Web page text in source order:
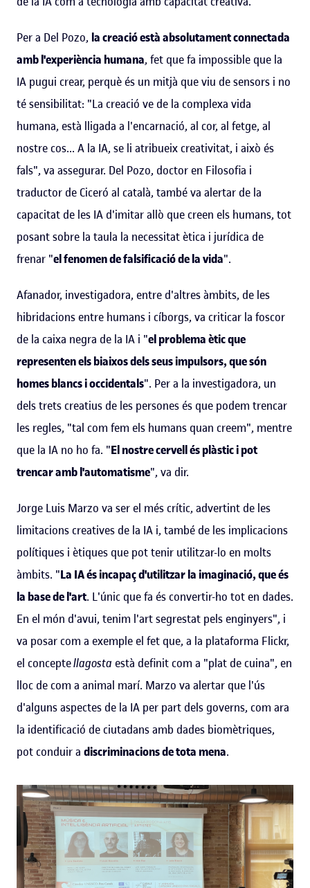
Per a Del Pozo, la creació està absolutament connectada
amb l'experiència humana, fet que fa impossible que la
IA pugui crear, perquè és un mitjà que viu de sensors i no
té sensibilitat: "La creació ve de la complexa vida
humana, està lligada a l'encarnació, al cor, al fetge, al
nostre cos... A la IA, se li atribueix creativitat, i això és
fals", va assegurar. Del Pozo, doctor en Filosofia i
traductor de Ciceró al català, també va alertar de la
capacitat de les IA d'imitar allò que creen els humans, tot
posant sobre la taula la necessitat ètica i jurídica de
frenar "el fenomen de falsificació de la vida".
Afanador, investigadora, entre d'altres àmbits, de les
hibridacions entre humans i cíborgs, va criticar la foscor
de la caixa negra de la IA i "el problema ètic que
representen els biaixos dels seus impulsors, que són
homes blancs i occidentals". Per a la investigadora, un
dels trets creatius de les persones és que podem trencar
les regles, "tal com fem els humans quan creem", mentre
que la IA no ho fa. "El nostre cervell és plàstic i pot
trencar amb l'automatisme", va dir.
Jorge Luis Marzo va ser el més crític, advertint de les
limitacions creatives de la IA i, també de les implicacions
polítiques i ètiques que pot tenir utilitzar-lo en molts
àmbits. "La IA és incapaç d'utilitzar la imaginació, que és
la base de l'art. L'únic que fa és convertir-ho tot en dades.
En el món d'avui, tenim l'art segrestat pels enginyers", i
va posar com a exemple el fet que, a la plataforma Flickr,
el conceptellagosta està definit com a "plat de cuina", en
lloc de com a animal marí. Marzo va alertar que l'ús
d'alguns aspectes de la IA per part dels governs, com ara
la identificació de ciutadans amb dades biomètriques,
pot conduir a discriminacions de tota mena.